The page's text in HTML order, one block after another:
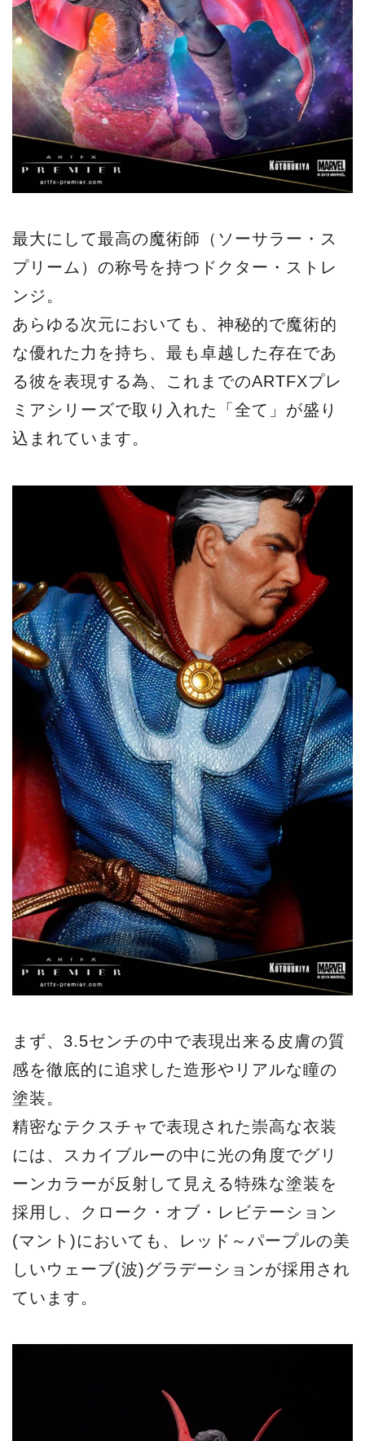
最大にして最高の魔術師（ソーサラー・ス
プリーム）の称号を持つドクター・ストレ
ンジ。
あらゆる次元においても、神秘的で魔術的
な優れた力を持ち、最も卓越した存在であ
る彼を表現する為、これまでのARTFXプレ
ミアシリーズで取り入れた「全て」が盛り
込まれています。
まず、3.5センチの中で表現出来る皮膚の質
感を徹底的に追求した造形やリアルな瞳の
塗装。
精密なテクスチャで表現された崇高な衣装
には、スカイブルーの中に光の角度でグリ
ーンカラーが反射して見える特殊な塗装を
採用し、クローク・オブ・レビテーション
(マント)においても、レッド～パープルの美
しいウェーブ(波)グラデーションが採用され
ています。